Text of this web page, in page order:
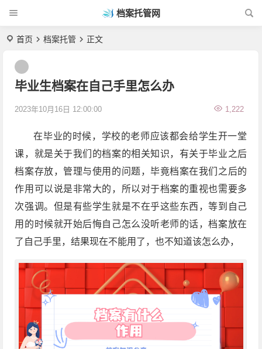
档案托管网
首页 档案托管 正文
毕业生档案在自己手里怎么办
2023年10月16日 12:00:00 1,222
在毕业的时候，学校的老师应该都会给学生开一堂
课，就是关于我们的档案的相关知识，有关于毕业之后
档案存放，管理与使用的问题，毕竟档案在我们之后的
作用可以说是非常大的，所以对于档案的重视也需要多
次强调。但是有些学生就是不在乎这些东西，等到自己
用的时候就开始后悔自己怎么没听老师的话，档案放在
了自己手里，结果现在不能用了，也不知道该怎么办，